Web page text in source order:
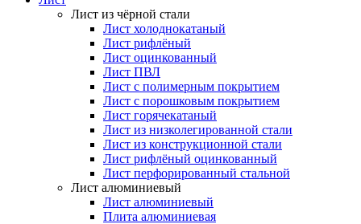
Лист из чёрной стали
Лист холоднокатаный
Лист рифлёный
Лист оцинкованный
Лист ПВЛ
Лист с полимерным покрытием
Лист с порошковым покрытием
Лист горячекатаный
Лист из низколегированной стали
Лист из конструкционной стали
Лист рифлёный оцинкованный
Лист перфорированный стальной
Лист алюминиевый
Лист алюминиевый
Плита алюминиевая